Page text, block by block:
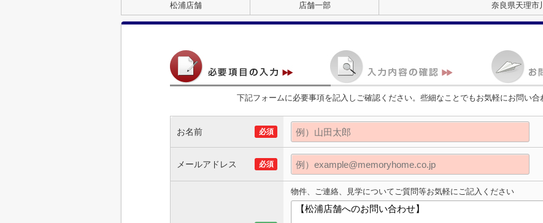
松浦店舗 店舗一部 奈良県天理市
下記フォームに必要事項を記入しご確認ください。些細なことでもお気軽にお問い合
お名前 必須
メールアドレス 必須
物件、ご連絡、見学についてご質問等お気軽にご記入ください